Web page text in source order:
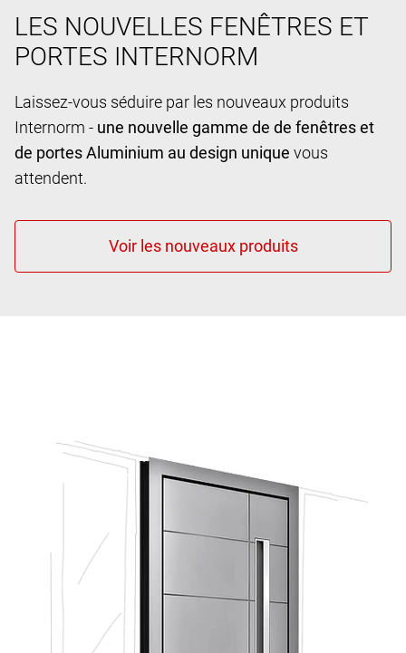
LES NOUVELLES FENÊTRES ET
PORTES INTERNORM
Laissez-vous séduire par les nouveaux produits
Internorm - une nouvelle gamme de de fenêtres et
de portes Aluminium au design unique vous
attendent.